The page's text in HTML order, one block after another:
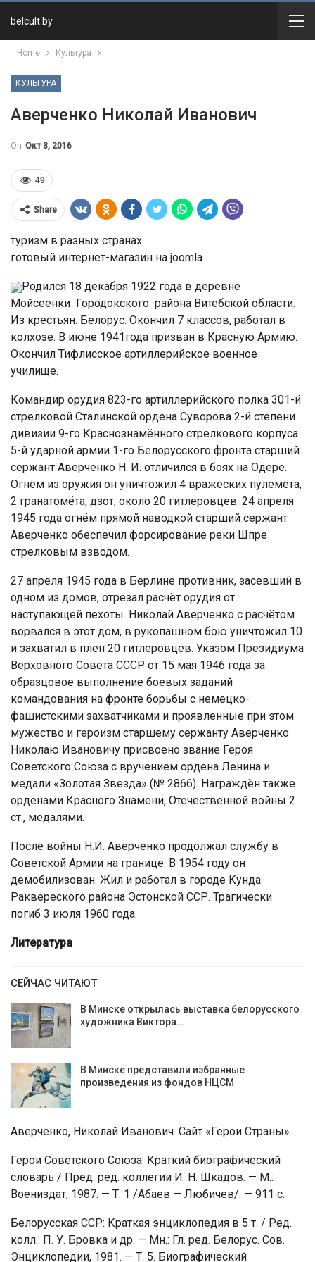
belcult.by
Home Культура
КУЛЬТУРА
Аверченко Николай Иванович
On Окт 3, 2016
49
Share
туризм в разных странах
готовый интернет-магазин на joomla
Родился 18 декабря 1922 года в деревне
Мойсеенки Городокского района Витебской области.
Из крестьян. Белорус. Окончил 7 классов, работал в
колхозе. В июне 1941года призван в Красную Армию.
Окончил Тифлисское артиллерийское военное
училище.
Командир орудия 823-го артиллерийского полка 301-й
стрелковой Сталинской ордена Суворова 2-й степени
дивизии 9-го Краснознамённого стрелкового корпуса
5-й ударной армии 1-го Белорусского фронта старший
сержант Аверченко Н. И. отличился в боях на Одере.
Огнём из оружия он уничтожил 4 вражеских пулемёта,
2 гранатомёта, дзот, около 20 гитлеровцев. 24 апреля
1945 года огнём прямой наводкой старший сержант
Аверченко обеспечил форсирование реки Шпре
стрелковым взводом.
27 апреля 1945 года в Берлине противник, засевший в
одном из домов, отрезал расчёт орудия от
наступающей пехоты. Николай Аверченко с расчётом
ворвался в этот дом, в рукопашном бою уничтожил 10
и захватил в плен 20 гитлеровцев. Указом Президиума
Верховного Совета СССР от 15 мая 1946 года за
образцовое выполнение боевых заданий
командования на фронте борьбы с немецко-
фашистскими захватчиками и проявленные при этом
мужество и героизм старшему сержанту Аверченко
Николаю Ивановичу присвоено звание Героя
Советского Союза с вручением ордена Ленина и
медали «Золотая Звезда» (№ 2866). Награждён также
орденами Красного Знамени, Отечественной войны 2
ст., медалями.
После войны Н.И. Аверченко продолжал службу в
Советской Армии на границе. В 1954 году он
демобилизован. Жил и работал в городе Кунда
Раквереского района Эстонской ССР. Трагически
погиб 3 июля 1960 года.
Литература
СЕЙЧАС ЧИТАЮТ
В Минске открылась выставка белорусского
художника Виктора…
В Минске представили избранные
произведения из фондов НЦСМ
Аверченко, Николай Иванович. Сайт «Герои Страны».
Герои Советского Союза: Краткий биографический
словарь / Пред. ред. коллегии И. Н. Шкадов. — М.:
Воениздат, 1987. — Т. 1 /Абаев — Любичев/. — 911 с.
Белорусская ССР: Краткая энциклопедия в 5 т. / Ред.
колл.: П. У. Бровка и др. — Мн.: Гл. ред. Белорус. Сов.
Энциклопедии, 1981. — Т. 5. Биографический